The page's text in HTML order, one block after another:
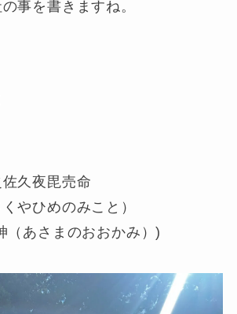
事を書きますね。
久夜毘売命
やひめのみこと）
（あさまのおおかみ）)